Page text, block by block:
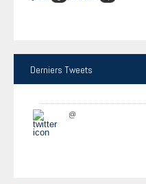
Derniers Tweets
@